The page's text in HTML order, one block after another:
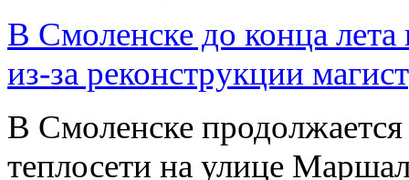
В Смоленске до конца
из-за реконструкции
В Смоленске
теплосети на улице